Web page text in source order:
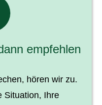
empfehlen
hören wir zu.
Situation, Ihre